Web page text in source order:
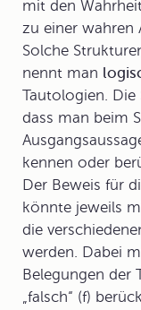
mit den
zu einer wahren
Solche
nennt man
Tautologien. Die
dass man beim
kennen oder
Der Beweis für
könnte jeweils
die
werden. Dabei
Belegungen der
„falsch“ (f)